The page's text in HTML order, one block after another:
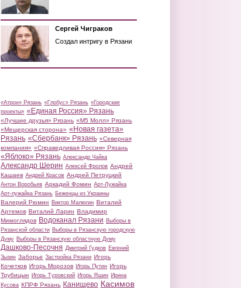
Сергей Чиграков
Создал интригу в Рязани
«Атрон» Рязань «Глобус» Рязань «Городские
проекты» «Единая Россия» Рязань
«Лучшие друзья» Рязань «М5 Молл» Рязань
«Мещерская сторона» «Новая газета»
Рязань «Сбербанк» Рязань «Северная
компания» «Справедливая Россия» Рязань
«Яблоко» Рязань Александр Чайка
Александр Шерин Алексей Фролов Андрей
Кашаев Андрей Красов Андрей Петруцкий
Антон Воробьев Аркадий Фомин Арт-Лужайка
Арт-лужайка Рязань Беженцы из Украины
Валерий Рюмин Виктор Малюгин Виталий
Артемов Виталий Ларин Владимир
Мимоглядов Водоканал Рязани Выборы в
Рязанской области Выборы в Рязанскую городскую
Думу Выборы в Рязанскую областную Думу
Дашково-Песочня Дмитрий Гудков Евгений
Зызин Заборье Застройка Рязани Игорь
Кочетков Игорь Морозов Игорь Путин Игорь
Трубицын Игорь Туровский Игорь Яшин Ирина
Кусова КПРФ Рязань Канищево Касимов